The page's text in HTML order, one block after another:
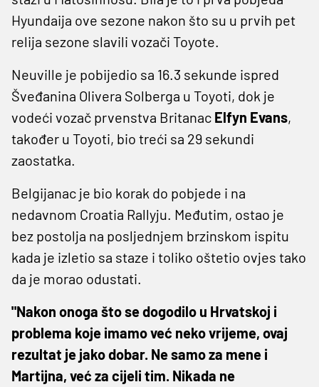
Hyundaija ove sezone nakon što su u prvih pet
relija sezone slavili vozači Toyote.
Neuville je pobijedio sa 16.3 sekunde ispred
Šveđanina Olivera Solberga u Toyoti, dok je
vodeći vozač prvenstva Britanac Elfyn Evans,
također u Toyoti, bio treći sa 29 sekundi
zaostatka.
Belgijanac je bio korak do pobjede i na
nedavnom Croatia Rallyju. Međutim, ostao je
bez postolja na posljednjem brzinskom ispitu
kada je izletio sa staze i toliko oštetio ovjes tako
da je morao odustati.
"Nakon onoga što se dogodilo u Hrvatskoj i
problema koje imamo već neko vrijeme, ovaj
rezultat je jako dobar. Ne samo za mene i
Martijna, već za cijeli tim. Nikada ne